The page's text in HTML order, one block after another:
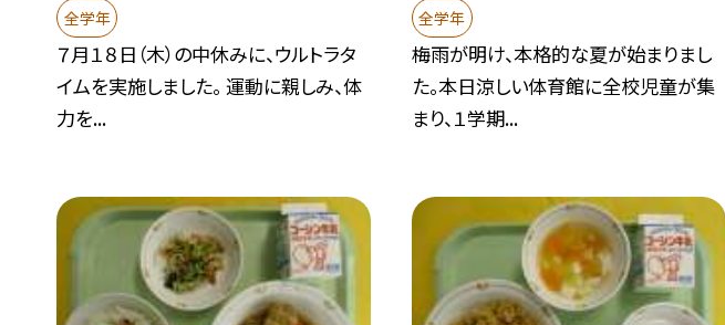
全学年
７月１８日（木）の中休みに、ウルトラタ
イムを実施しました。 運動に親しみ、体
力を...
全学年
梅雨が明け、本格的な夏が始まりまし
た。本日涼しい体育館に全校児童が集
まり、１学期...